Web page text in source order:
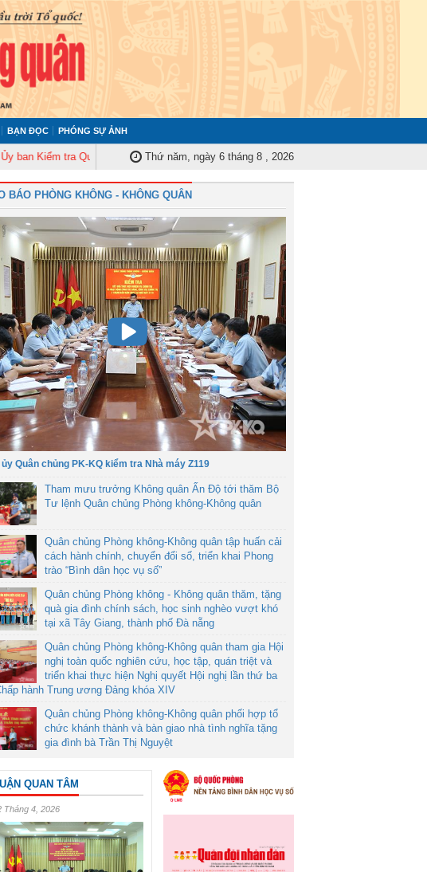
BẠN ĐỌC PHÓNG SỰ ẢNH
Kiểm tra Quân ủy Trung ương tập huấn nghiệp vụ công tác kiểm tra, giám sát năm 2025
Thứ năm, ngày 6 tháng 8 , 2026
BÁO PHÒNG KHÔNG - KHÔNG QUÂN
Quân chủng PK-KQ kiểm tra Nhà máy Z119
Tham mưu trưởng Không quân Ấn Độ tới thăm Bộ
Tư lệnh Quân chủng Phòng không-Không quân
Quân chủng Phòng không-Không quân tập huấn cải
cách hành chính, chuyển đổi số, triển khai Phong
trào “Bình dân học vụ số”
Quân chủng Phòng không - Không quân thăm, tặng
quà gia đình chính sách, học sinh nghèo vượt khó
tại xã Tây Giang, thành phố Đà nẵng
Quân chủng Phòng không-Không quân tham gia Hội
nghị toàn quốc nghiên cứu, học tập, quán triệt và
triển khai thực hiện Nghị quyết Hội nghị lần thứ ba
hành Trung ương Đảng khóa XIV
Quân chủng Phòng không-Không quân phối hợp tổ
chức khánh thành và bàn giao nhà tình nghĩa tặng
gia đình bà Trần Thị Nguyệt
QUAN TÂM
Tháng 4, 2026